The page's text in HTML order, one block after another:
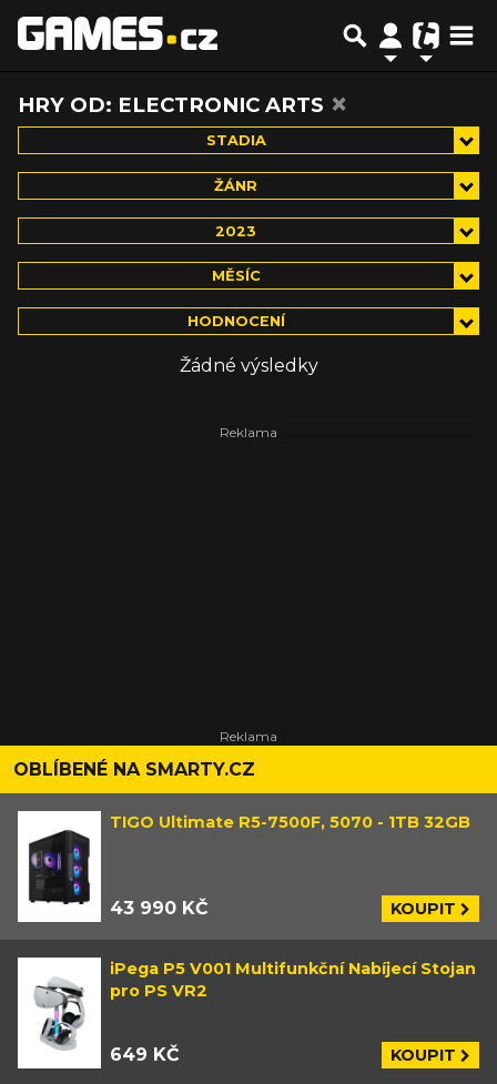
HRY OD: ELECTRONIC ARTS ×
STADIA
ŽÁNR
2023
MĚSÍC
HODNOCENÍ
Žádné výsledky
OBLÍBENÉ NA SMARTY.CZ
TIGO Ultimate R5-7500F, 5070 - 1TB 32GB
43 990 KČ KOUPIT
iPega P5 V001 Multifunkční Nabíjecí Stojan
pro PS VR2
649 KČ KOUPIT